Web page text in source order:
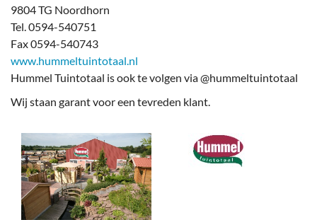
Bedrijven
Prikbord & Aanbiedingen
9804 TG Noordhorn
Tel. 0594-540751
Fax 0594-540743
www.hummeltuintotaal.nl
Hummel Tuintotaal is ook te volgen via @hummeltuintotaal
Wij staan garant voor een tevreden klant.